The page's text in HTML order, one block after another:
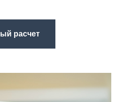
расчет